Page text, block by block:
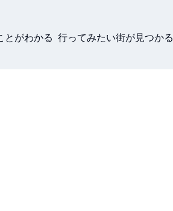
とがわかる 行ってみたい街が見つかる